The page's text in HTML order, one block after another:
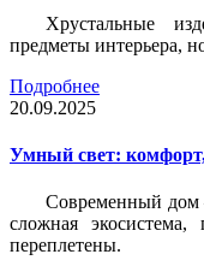
Хрустальные
предметы интерьера,
Подробнее
20.09.2025
Умный свет:
Современный дом
сложная
переплетены.